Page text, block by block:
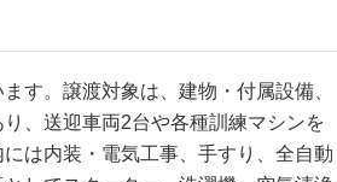
す。譲渡対象は、建物・付属設備、
、送迎車両2台や各種訓練マシンを
は内装・電気工事、手すり、全自動